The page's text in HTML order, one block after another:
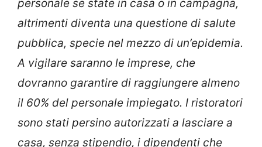
personale se state in casa o in campagna,
altrimenti diventa una questione di salute
pubblica, specie nel mezzo di un’epidemia.
A vigilare saranno le imprese, che
dovranno garantire di raggiungere almeno
il 60% del personale impiegato. I ristoratori
sono stati persino autorizzati a lasciare a
casa, senza stipendio, i dipendenti che